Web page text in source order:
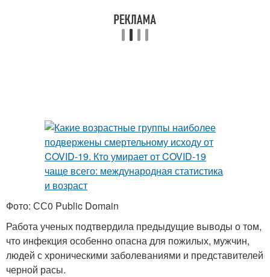
Фото: СС0 Public Domain
Работа ученых подтвердила предыдущие выводы о том,
что инфекция особенно опасна для пожилых, мужчин,
людей с хроническими заболеваниями и представителей
черной расы.